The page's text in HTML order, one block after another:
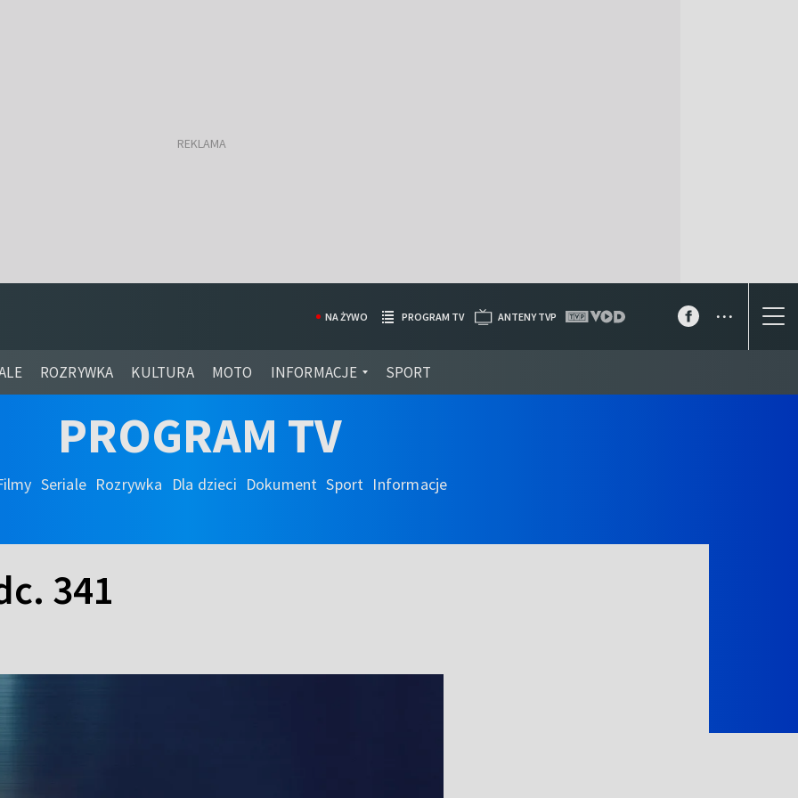
ROZRYWKA KULTURA MOTO INFORMACJE SPORT
NA ŻYWO PROGRAM TV ANTENY TVP ...
PROGRAM TV
Seriale Rozrywka Dla dzieci Dokument Sport Informacje
341